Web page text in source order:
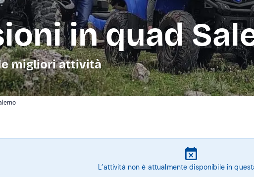
Regala una Gift Card Laurea
in quad
migliori attività
L’attività non è attualmente disponibile in